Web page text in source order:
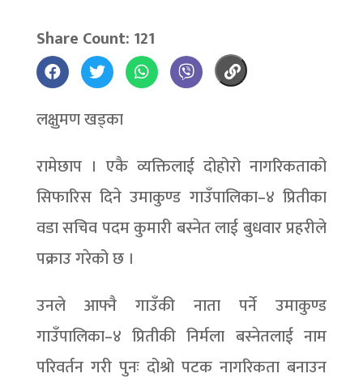
Share Count: 121
लक्षुमण खड्का
रामेछाप । एकै व्यक्तिलाई दोहोरो नागरिकताको
सिफारिस दिने उमाकुण्ड गाउँपालिका–४ प्रितीका
वडा सचिव पदम कुमारी बस्नेत लाई बुधवार प्रहरीले
पक्राउ गरेको छ ।
उनले आफ्नै गाउँकी नाता पर्ने उमाकुण्ड
गाउँपालिका–४ प्रितीकी निर्मला बस्नेतलाई नाम
परिवर्तन गरी पुनः दोश्रो पटक नागरिकता बनाउन